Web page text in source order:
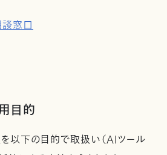
窓口
目的
以下の目的で取扱い（AIツール